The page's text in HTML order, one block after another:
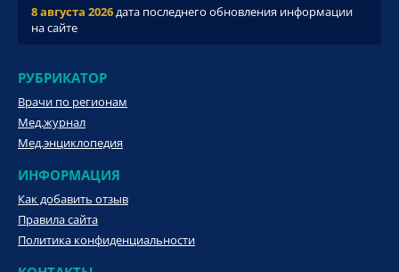
8 августа 2026дата последнего обновления информации
на сайте
РУБРИКАТОР
Врачи по регионам
Мед.журнал
Мед.энциклопедия
ИНФОРМАЦИЯ
Как добавить отзыв
Правила сайта
Политика конфиденциальности